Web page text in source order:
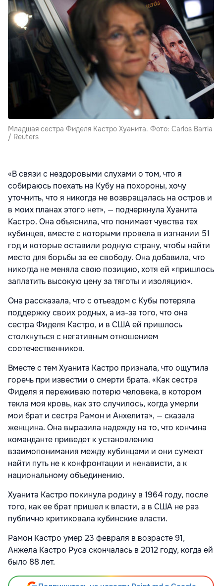
Младшая сестра Фиделя Кастро Хуанита. Фото: Carlos Barria
/ Reuters
«В связи с нездоровыми слухами о том, что я
собираюсь поехать на Кубу на похороны, хочу
уточнить, что я никогда не возвращалась на остров и
в моих планах этого нет», — подчеркнула Хуанита
Кастро. Она объяснила, что понимает чувства тех
кубинцев, вместе с которыми провела в изгнании 51
год и которые оставили родную страну, чтобы найти
место для борьбы за ее свободу. Она добавила, что
никогда не меняла свою позицию, хотя ей «пришлось
заплатить высокую цену за тяготы и изоляцию».
Она рассказала, что с отъездом с Кубы потеряла
поддержку своих родных, а из-за того, что она
сестра Фиделя Кастро, и в США ей пришлось
столкнуться с негативным отношением
соотечественников.
Вместе с тем Хуанита Кастро признала, что ощутила
горечь при известии о смерти брата. «Как сестра
Фиделя я переживаю потерю человека, в котором
текла моя кровь, как это случилось, когда умерли
мои брат и сестра Рамон и Анхелита», — сказала
женщина. Она выразила надежду на то, что кончина
команданте приведет к установлению
взаимопонимания между кубинцами и они сумеют
найти путь не к конфронтации и ненависти, а к
национальному объединению.
Хуанита Кастро покинула родину в 1964 году, после
того, как ее брат пришел к власти, а в США не раз
публично критиковала кубинские власти.
Рамон Кастро умер 23 февраля в возрасте 91,
Анжела Кастро Руса скончалась в 2012 году, когда ей
было 88 лет.